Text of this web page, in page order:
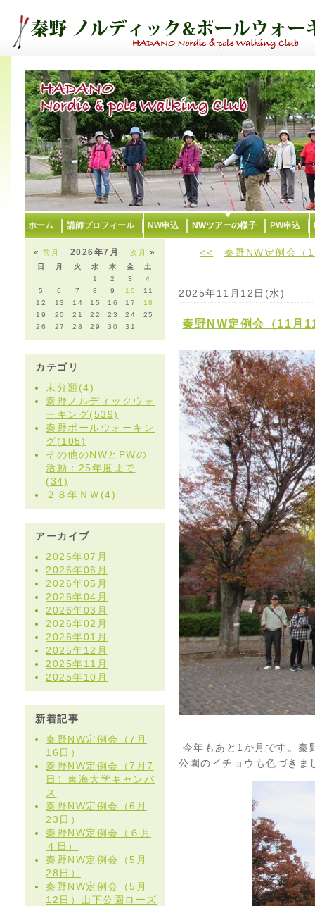
ホーム 講師プロフィール NW申込 NWツアーの様子 PW申込
«前月 次月 »
2026年7月
日 月 火 水 木 金
土
1
2 3
4
5
6 7 8 9 10
11
12
13 14 15 16 17
18
19
20 21 22 23 24
25
26
27 28 29 30 31
カテゴリ
未分類(4)
秦野ノルディックウォ
ーキング(539)
秦野ポールウォーキン
グ(105)
その他のNWとPWの
活動：25年度まで
(34)
２８年ＮＷ(4)
アーカイブ
2026年07月
2026年06月
2026年05月
2026年04月
2026年03月
2026年02月
2026年01月
2025年12月
2025年11月
2025年10月
新着記事
秦野NW定例会（7月
16日）
秦野NW定例会（7月7
日）東海大学キャンバ
ス
秦野NW定例会（6月
23日）
秦野NW定例会（６月
４日）
秦野NW定例会（5月
28日）
秦野NW定例会（5月
12日）山下公園ローズ
<< 秦野NW定例会（
2025年11月12日(水)
秦野NW定例会（11月
今年もあと1か月です。秦
公園のイチョウも色づきま